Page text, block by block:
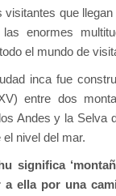
visitantes que
enormes
el mundo de
inca fue
entre dos
Andes y la Selva
nivel del mar.
significa
a ella por una